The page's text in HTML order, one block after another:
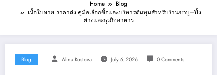
Home
Blog
เนื้อใบพาย ราคาส่ง คู่มือเลือกซื้อและบริหารต้นทุนสำหรับร้านชาบู–ปิ้ง
ย่างและธุรกิจอาหาร
Blog Alina Kostova July 6, 2026 0 Comments